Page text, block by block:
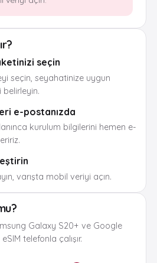
seçin
seçin, seyahatinize uygun
e-postanızda
kurulum bilgilerini hemen e-
varışta mobil veriyi açın.
Galaxy S20+ ve Google
telefonla çalışır.